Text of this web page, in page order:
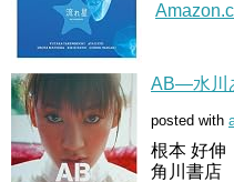
AB―水川
posted with
根本 好伸
角川書店